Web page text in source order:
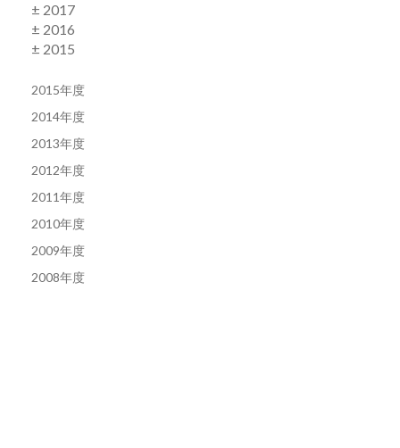
± 2017
± 2016
± 2015
2015年度
2014年度
2013年度
2012年度
2011年度
2010年度
2009年度
2008年度